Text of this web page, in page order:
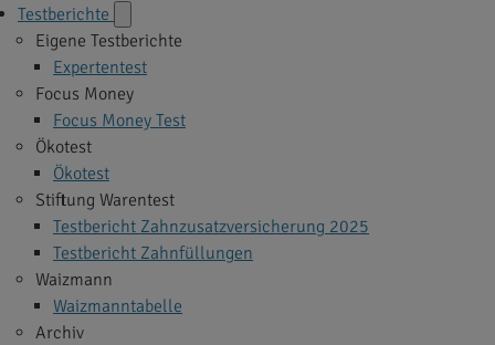
Testberichte
Eigene Testberichte
Expertentest
Focus Money
Focus Money Test
Ökotest
Ökotest
Stiftung Warentest
Testbericht Zahnzusatzversicherung 2025
Testbericht Zahnfüllungen
Waizmann
Waizmanntabelle
Archiv